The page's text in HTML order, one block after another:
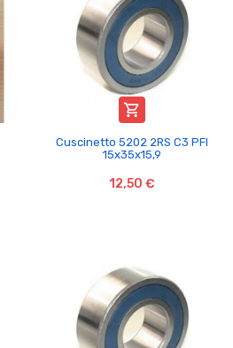

Cuscinetto 5202 2RS C3 PFI
15x35x15,9
12,50 €